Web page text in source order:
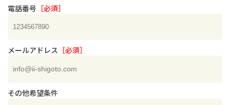
電話番号 ［必須］
メールアドレス ［必須］
その他希望条件